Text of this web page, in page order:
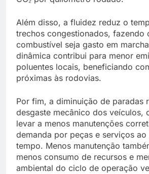
Além disso, a fluidez reduz o
trechos congestionados, fazendo
combustível seja gasto em
dinâmica contribui para menor
poluentes locais, beneficiando
próximas às rodovias.
Por fim, a diminuição de paradas
desgaste mecânico dos veículos,
levar a menos manutenções
demanda por peças e serviços
tempo. Menos manutenção
menos consumo de recursos e
ambiental do ciclo de operação